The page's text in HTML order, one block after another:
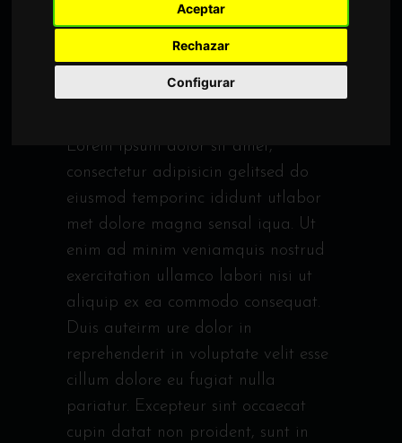
Aceptar
Rechazar
Configurar
5 de octubre de 2019
ELEGANT FOOD
Lorem ipsum dolor sit amet,
consectetur adipisicin gelitsed do
eiusmod temporinc ididunt utlabor
met dolore magna sensal iqua. Ut
enim ad minim veniamquis nostrud
exercitation ullamco labori nisi ut
aliquip ex ea commodo consequat.
Duis auteirm ure dolor in
reprehenderit in voluptate velit esse
cillum dolore eu fugiat nulla
pariatur. Excepteur sint occaecat
cupin datat non proident, sunt in